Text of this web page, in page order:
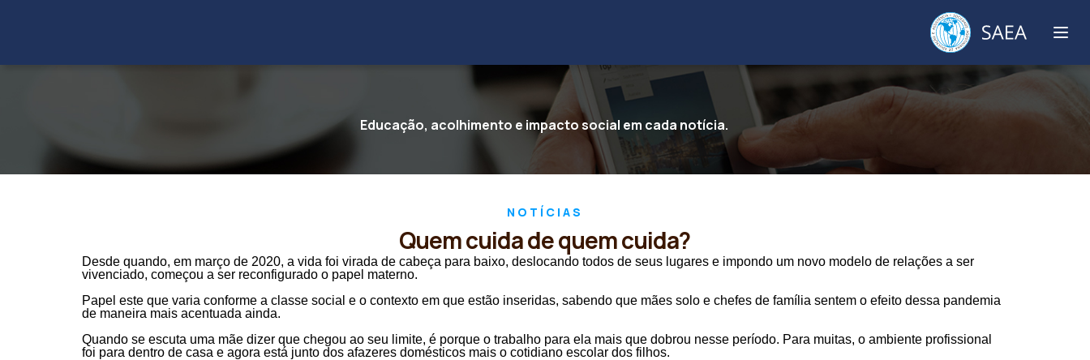
Educação, acolhimento e impacto social em cada notícia.
NOTÍCIAS
Quem cuida de quem cuida?
Desde quando, em março de 2020, a vida foi virada de cabeça para baixo, deslocando todos de seus lugares e impondo um novo modelo de relações a ser
vivenciado, começou a ser reconfigurado o papel materno.
Papel este que varia conforme a classe social e o contexto em que estão inseridas, sabendo que mães solo e chefes de família sentem o efeito dessa pandemia
de maneira mais acentuada ainda.
Quando se escuta uma mãe dizer que chegou ao seu limite, é porque o trabalho para ela mais que dobrou nesse período. Para muitas, o ambiente profissional
foi para dentro de casa e agora está junto dos afazeres domésticos mais o cotidiano escolar dos filhos.